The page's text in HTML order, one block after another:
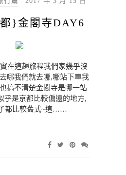
}金閣寺DAY6
在這趟旅程我們家幾乎沒
哪我們就去哪,哪站下車我
搞不清楚金閣寺是哪一站
乎是京都比較偏遠的地方,
都比較舊式~這……